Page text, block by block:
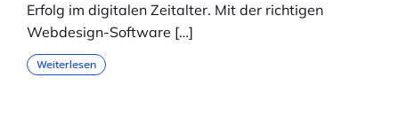
Erfolg im digitalen Zeitalter. Mit der richtigen
Webdesign-Software […]
Weiterlesen